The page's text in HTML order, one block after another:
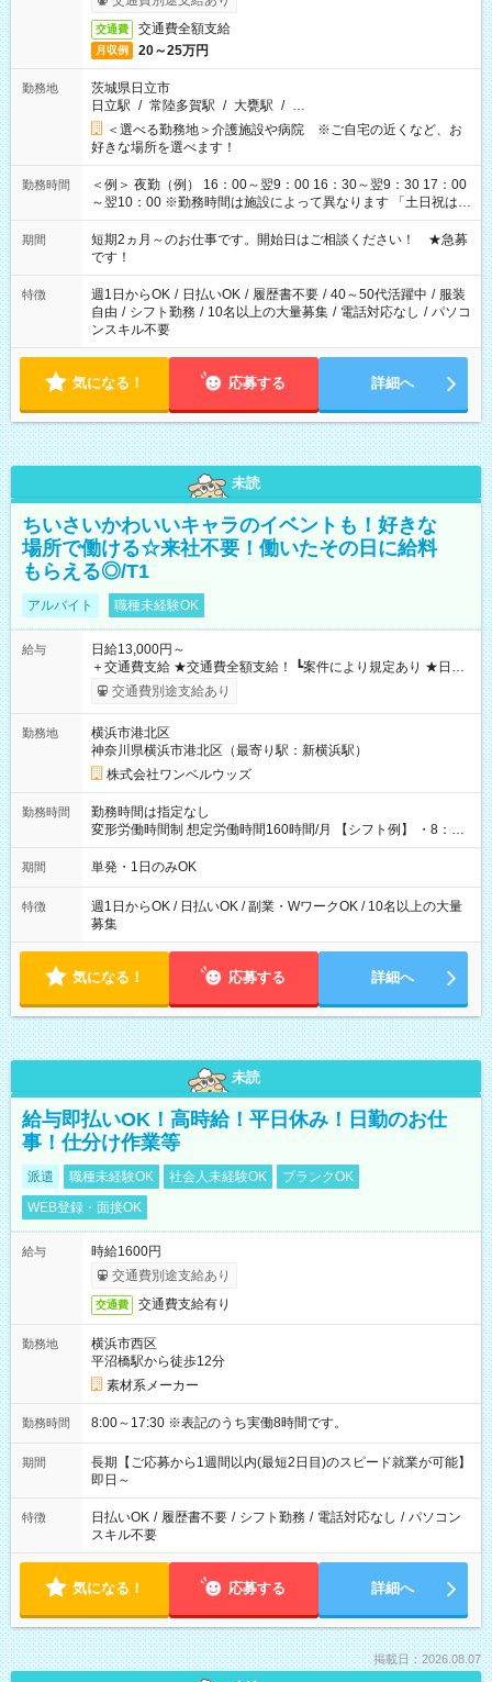
交通費 交通費全額支給
月収例 20～25万円
勤務地
茨城県日立市
日立駅 / 常陸多賀駅 / 大甕駅 / …
＜選べる勤務地＞介護施設や病院 ※ご自宅の近くなど、お
好きな場所を選べます！
勤務時間
＜例＞ 夜勤（例） 16：00～翌9：00 16：30～翌9：30 17：00
～翌10：00 ※勤務時間は施設によって異なります 「土日祝は休
みたい」 「しっかり稼ぎたい」 「もう少し遅い時間から始めた
い」など ご希望にあったお仕事をご案内いたします。 ※未経験
の方の場合は1～2ヶ月間は日中での仕事を経験いただき、 お
仕事に慣れてからの夜勤になります。 ★家庭の都合でお休みが
必要な場合も遠慮なくご相談ください。
期間
短期2ヵ月～のお仕事です。開始日はご相談ください！ ★急募
です！
特徴 週1日からOK / 日払いOK / 履歴書不要 / 40～50代活躍中 / 服装
自由 / シフト勤務 / 10名以上の大量募集 / 電話対応なし / パソコ
ンスキル不要
気になる！ 応募する 詳細へ
未読
ちいさいかわいいキャラのイベントも！好きな
場所で働ける☆来社不要！働いたその日に給料
もらえる◎/T1
アルバイト 職種未経験OK
給与
日給13,000円～
＋交通費支給 ★交通費全額支給！ ┗案件により規定あり ★日払
いOK！（規定あり） ┗働いたその日に現金GET♪ お仕事後はコ
ンビニATMから 日払い分を引き落とせます！ 【試用期間】試
交通費別途支給あり
勤務地
横浜市港北区
神奈川県横浜市港北区（最寄り駅：新横浜駅）
株式会社ワンベルウッズ
勤務時間
勤務時間は指定なし
変形労働時間制 想定労働時間160時間/月 【シフト例】 ・8：00
～21：00
期間 単発・1日のみOK
特徴
週1日からOK / 日払いOK / 副業・WワークOK / 10名以上の大量
募集
気になる！ 応募する 詳細へ
未読
給与即払いOK！高時給！平日休み！日勤のお仕
事！仕分け作業等
派遣 職種未経験OK 社会人未経験OK
ブランクOK
WEB登録・面接OK
給与
時給1600円
交通費別途支給あり
交通費 交通費支給有り
勤務地
横浜市西区
平沼橋駅から徒歩12分
素材系メーカー
勤務時間 8:00～17:30 ※表記のうち実働8時間です。
期間
長期【ご応募から1週間以内(最短2日目)のスピード就業が可能】
即日～
特徴 日払いOK / 履歴書不要 / シフト勤務 / 電話対応なし / パソコン
スキル不要
気になる！ 応募する 詳細へ
掲載日：2026.08.07